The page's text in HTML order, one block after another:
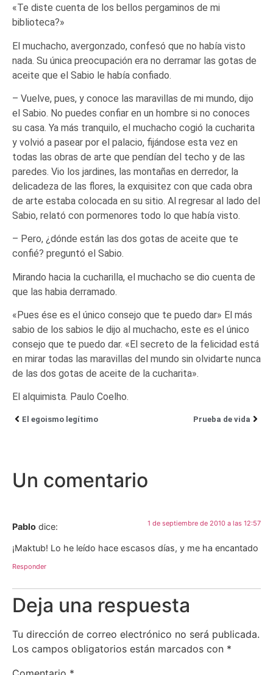
«Te diste cuenta de los bellos pergaminos de mi
biblioteca?»
El muchacho, avergonzado, confesó que no había visto
nada. Su única preocupación era no derramar las gotas de
aceite que el Sabio le había confiado.
– Vuelve, pues, y conoce las maravillas de mi mundo, dijo
el Sabio. No puedes confiar en un hombre si no conoces
su casa. Ya más tranquilo, el muchacho cogió la cucharita
y volvió a pasear por el palacio, fijándose esta vez en
todas las obras de arte que pendían del techo y de las
paredes. Vio los jardines, las montañas en derredor, la
delicadeza de las flores, la exquisitez con que cada obra
de arte estaba colocada en su sitio. Al regresar al lado del
Sabio, relató con pormenores todo lo que había visto.
– Pero, ¿dónde están las dos gotas de aceite que te
confié? preguntó el Sabio.
Mirando hacia la cucharilla, el muchacho se dio cuenta de
que las habia derramado.
«Pues ése es el único consejo que te puedo dar» El más
sabio de los sabios le dijo al muchacho, este es el único
consejo que te puedo dar. «El secreto de la felicidad está
en mirar todas las maravillas del mundo sin olvidarte nunca
de las dos gotas de aceite de la cucharita».
El alquimista. Paulo Coelho.
El egoismo legítimo Prueba de vida
Un comentario
Pablo dice: 1 de septiembre de 2010 a las 12:57
¡Maktub! Lo he leído hace escasos días, y me ha encantado
Responder
Deja una respuesta
Tu dirección de correo electrónico no será publicada.
Los campos obligatorios están marcados con *